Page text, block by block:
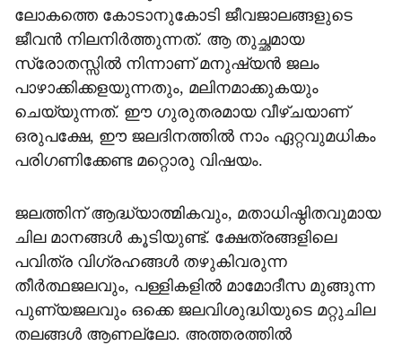
ലോകത്തെ കോടാനുകോടി ജീവജാലങ്ങളുടെ
ജീവന്‍ നിലനിര്‍ത്തുന്നത്. ആ തുച്ഛമായ
സ്രോതസ്സില്‍ നിന്നാണ് മനുഷ്യന്‍ ജലം
പാഴാക്കിക്കളയുന്നതും, മലിനമാക്കുകയും
ചെയ്യുന്നത്. ഈ ഗുരുതരമായ വീഴ്ചയാണ്
ഒരുപക്ഷേ, ഈ ജലദിനത്തില്‍ നാം ഏറ്റവുമധികം
പരിഗണിക്കേണ്ട മറ്റൊരു വിഷയം.
ജലത്തിന് ആദ്ധ്യാത്മികവും, മതാധിഷ്ഠിതവുമായ
ചില മാനങ്ങള്‍ കൂടിയുണ്ട്. ക്ഷേത്രങ്ങളിലെ
പവിത്ര വിഗ്രഹങ്ങള്‍ തഴുകിവരുന്ന
തീര്‍ത്ഥജലവും, പള്ളികളില്‍ മാമോദീസ മുങ്ങുന്ന
പുണ്യജലവും ഒക്കെ ജലവിശുദ്ധിയുടെ മറ്റുചില
തലങ്ങള്‍ ആണല്ലോ. അത്തരത്തില്‍